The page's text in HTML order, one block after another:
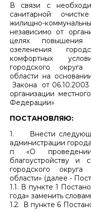
В связи с
санитарной
жилищно-
независимо от
целях повышения
озеленения
комфортных
городского
области на
Закона от
организации
Федерации»
ПОСТАНОВЛЯЮ:
1. Внести
администрации
п «О
благоустройству и
городского
области» (далее -
1.1. В пункте 1
года» заменить
1.2. В пункте 6